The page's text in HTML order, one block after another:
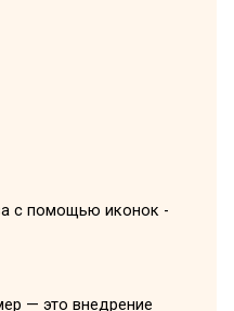
— это внедрение